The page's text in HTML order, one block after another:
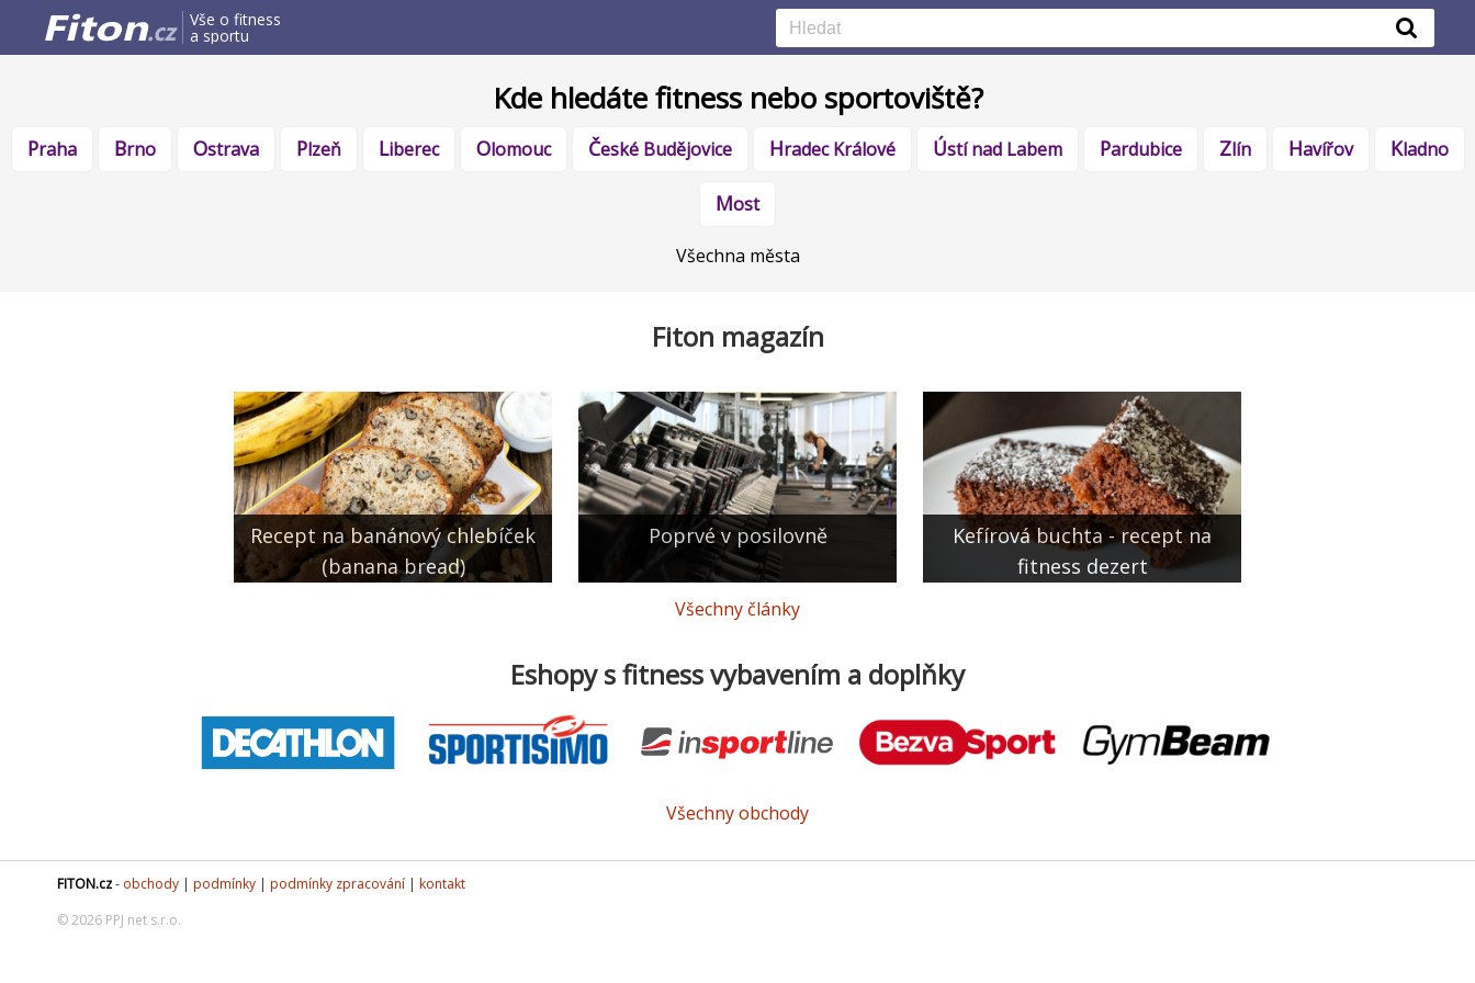
Vše o fitness
a sportu
Kde hledáte fitness nebo sportoviště?
Praha Brno Ostrava Plzeň Liberec Olomouc České Budějovice Hradec Králové Ústí nad Labem Pardubice Zlín Havířov Kladno
Most
Všechna města
Fiton magazín
Recept na banánový chlebíček
(banana bread)
Poprvé v posilovně
Kefírová buchta - recept na
fitness dezert
Všechny články
Eshopy s fitness vybavením a doplňky
Všechny obchody
FITON.cz- obchody | podmínky | podmínky zpracování | kontakt
© 2026 PPJ net s.r.o.